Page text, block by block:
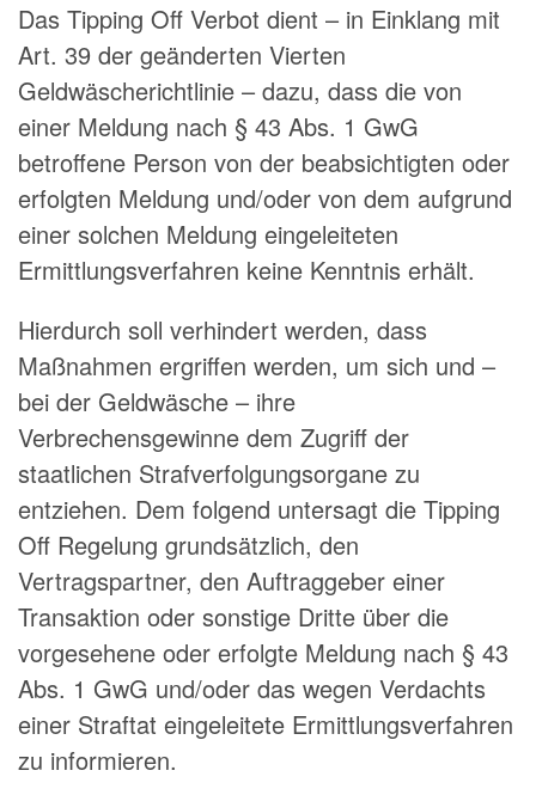
Das Tipping Off Verbot dient – in Einklang mit
Art. 39 der geänderten Vierten
Geldwäscherichtlinie – dazu, dass die von
einer Meldung nach § 43 Abs. 1 GwG
betroffene Person von der beabsichtigten oder
erfolgten Meldung und/oder von dem aufgrund
einer solchen Meldung eingeleiteten
Ermittlungsverfahren keine Kenntnis erhält.
Hierdurch soll verhindert werden, dass
Maßnahmen ergriffen werden, um sich und –
bei der Geldwäsche – ihre
Verbrechensgewinne dem Zugriff der
staatlichen Strafverfolgungsorgane zu
entziehen. Dem folgend untersagt die Tipping
Off Regelung grundsätzlich, den
Vertragspartner, den Auftraggeber einer
Transaktion oder sonstige Dritte über die
vorgesehene oder erfolgte Meldung nach § 43
Abs. 1 GwG und/oder das wegen Verdachts
einer Straftat eingeleitete Ermittlungsverfahren
zu informieren.